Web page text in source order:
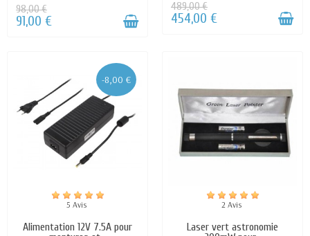
98,00 €
91,00 €
489,00 €
454,00 €
-8,00 €
5 Avis
Alimentation 12V 7.5A pour
2 Avis
Laser vert astronomie